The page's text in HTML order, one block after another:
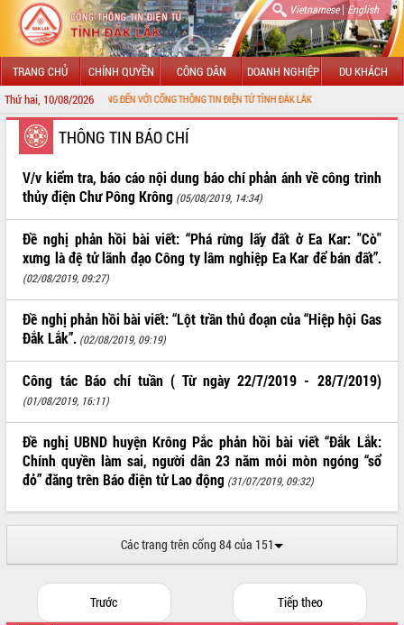
Vietnamese| English
TRANG CHỦ CHÍNH QUYỀN CÔNG DÂN DOANH NGHIỆP DU KHÁCH
Thứ hai, 10/08/2026
CHÀO MỪNG ĐẾN VỚI CỔNG THÔNG TIN ĐIỆN TỬ TỈNH ĐẮK LẮK
GIỚI THIỆU
LÃNH ĐẠO UBND TỈNH
TIN TỨC SỰ KIỆN
SỞ, BAN, NGÀNH
UBND CÁC XÃ, PHƯỜNG
THÔNG TIN CHỈ ĐẠO ĐIỀU HÀNH
VĂN BẢN HĐND TỈNH
QUY HOẠCH - KẾ HOẠCH
THÔNG TIN BÁO CHÍ
V/v kiểm tra, báo cáo nội dung báo chí phản ánh về công trình
thủy điện Chư Pông Krông (05/08/2019, 14:34)
Đề nghị phản hồi bài viết: “Phá rừng lấy đất ở Ea Kar: "Cò"
xưng là đệ tử lãnh đạo Công ty lâm nghiệp Ea Kar để bán đất”.
(02/08/2019, 09:27)
Đề nghị phản hồi bài viết: “Lột trần thủ đoạn của “Hiệp hội Gas
Đắk Lắk”. (02/08/2019, 09:19)
Công tác Báo chí tuần ( Từ ngày 22/7/2019 - 28/7/2019)
(01/08/2019, 16:11)
Đề nghị UBND huyện Krông Pắc phản hồi bài viết “Đắk Lắk:
Chính quyền làm sai, người dân 23 năm mỏi mòn ngóng “sổ
đỏ” đăng trên Báo điện tử Lao động (31/07/2019, 09:32)
Các trang trên cổng 84 của 151
Trước Tiếp theo